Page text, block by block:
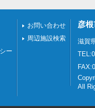
ー
お問い合わせ
周辺施設検索
彦
滋賀
All